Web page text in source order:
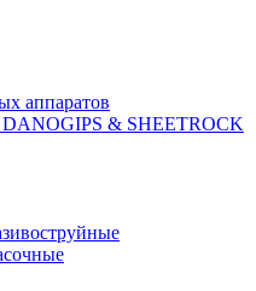
аппаратов
& SHEETROCK